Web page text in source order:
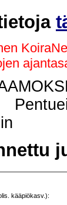
kääpiökasv.):